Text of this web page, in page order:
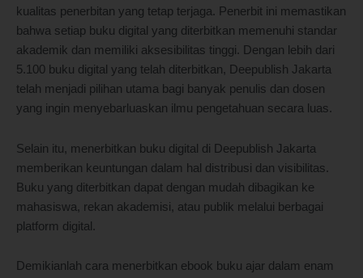
kualitas penerbitan yang tetap terjaga. Penerbit ini memastikan
bahwa setiap buku digital yang diterbitkan memenuhi standar
akademik dan memiliki aksesibilitas tinggi. Dengan lebih dari
5.100 buku digital yang telah diterbitkan, Deepublish Jakarta
telah menjadi pilihan utama bagi banyak penulis dan dosen
yang ingin menyebarluaskan ilmu pengetahuan secara luas.
Selain itu, menerbitkan buku digital di Deepublish Jakarta
memberikan keuntungan dalam hal distribusi dan visibilitas.
Buku yang diterbitkan dapat dengan mudah dibagikan ke
mahasiswa, rekan akademisi, atau publik melalui berbagai
platform digital.
Demikianlah cara menerbitkan ebook buku ajar dalam enam